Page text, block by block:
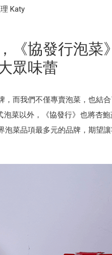
Katy
《協發行泡菜
眾味蕾
，而我們不僅專賣泡菜，也結
菜以外，《協發行》也將杏
菜品項最多元的品牌，期望